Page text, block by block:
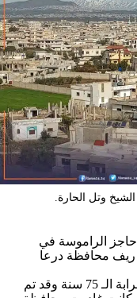
وتل الحارة.
الراموسة في
محافظة درعا
أضاف المراسل بأن السيدة تبلغ من العمر قرابة الـ 75 سنة وقد تم